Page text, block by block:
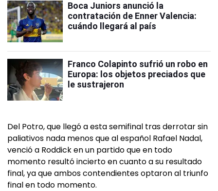
Boca Juniors anunció la
contratación de Enner Valencia:
cuándo llegará al país
Franco Colapinto sufrió un robo en
Europa: los objetos preciados que
le sustrajeron
Del Potro, que llegó a esta semifinal tras derrotar sin
paliativos nada menos que al español Rafael Nadal,
venció a Roddick en un partido que en todo
momento resultó incierto en cuanto a su resultado
final, ya que ambos contendientes optaron al triunfo
final en todo momento.